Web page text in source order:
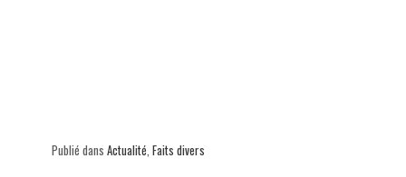
Publié dans Actualité, Faits divers